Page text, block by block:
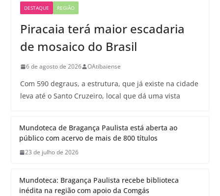
DESTAQUE REGIÃO
Piracaia terá maior escadaria
de mosaico do Brasil
6 de agosto de 2026 OAtibaiense
Com 590 degraus, a estrutura, que já existe na cidade
leva até o Santo Cruzeiro, local que dá uma vista
Mundoteca de Bragança Paulista está aberta ao
público com acervo de mais de 800 títulos
23 de julho de 2026
Mundoteca: Bragança Paulista recebe biblioteca
inédita na região com apoio da Comgás